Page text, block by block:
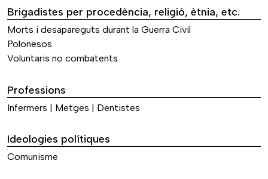
Brigadistes per procedència, religió, ètnia, etc.
Morts i desapareguts durant la Guerra Civil
Polonesos
Voluntaris no combatents
Professions
Infermers | Metges | Dentistes
Ideologies polítiques
Comunisme